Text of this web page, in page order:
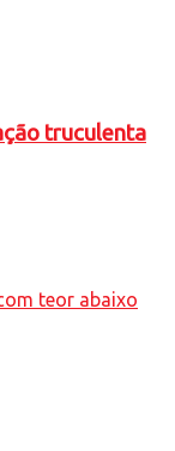
truculenta